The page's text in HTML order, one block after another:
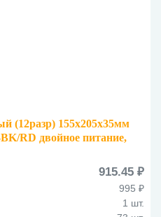
(12разр) 155х205х35мм
RD двойное питание,
915.45 ₽
995 ₽
1 шт.